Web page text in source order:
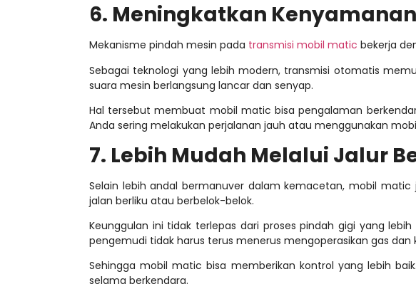
6. Meningkatkan
Mekanisme pindah mesin pada transmisi mobil matic bekerja
Sebagai teknologi yang lebih modern, transmisi otomatis
suara mesin berlangsung lancar dan senyap.
Hal tersebut membuat mobil matic bisa pengalaman
Anda sering melakukan perjalanan jauh atau menggunakan
7. Lebih Mudah Melalui Jalur
Selain lebih andal bermanuver dalam kemacetan, mobil
jalan berliku atau berbelok-belok.
Keunggulan ini tidak terlepas dari proses pindah gigi yang
pengemudi tidak harus terus menerus mengoperasikan gas dan
Sehingga mobil matic bisa memberikan kontrol yang lebih
selama berkendara.